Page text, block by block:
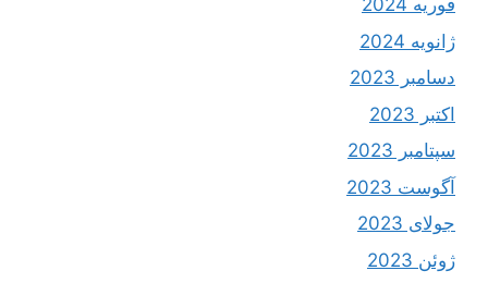
فوریه 2024
ژانویه 2024
دسامبر 2023
اکتبر 2023
سپتامبر 2023
آگوست 2023
جولای 2023
ژوئن 2023